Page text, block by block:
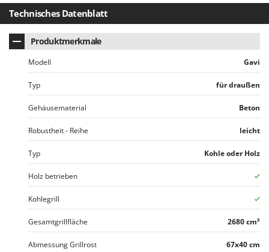
Reber
Redback
Resto Italia
Ribimex
Ripartrak
Ritter
River Systems
Robomow
Rossofuoco
Royal Food
Ryobi
S.T.P.
Technisches Datenblatt
Produktmerkmale
Modell Gavi
Typ für draußen
Gehäusematerial Beton
Robustheit - Reihe leicht
Typ Kohle oder Holz
Holz betrieben
Kohlegrill
Gesamtgrillfläche 2680 cm²
Abmessung Grillrost 67x40 cm